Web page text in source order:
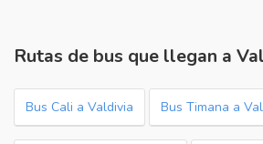
Rutas de bus que llegan a
Bus Cali a Valdivia Bus Timana a